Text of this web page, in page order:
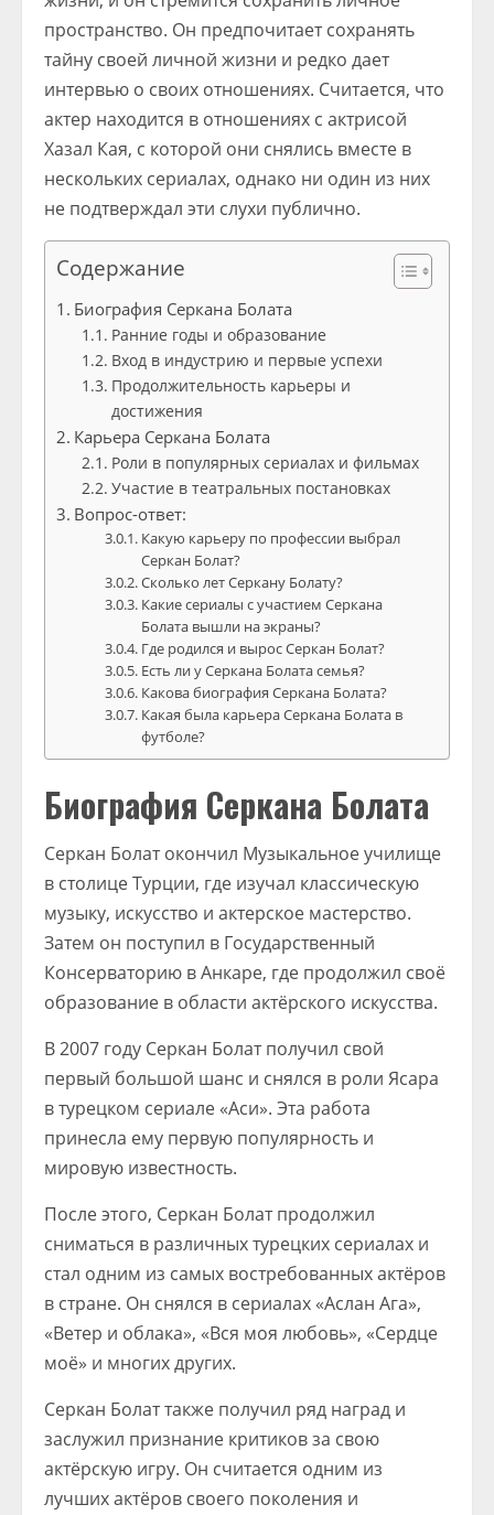
пространство. Он предпочитает сохранять
тайну своей личной жизни и редко дает
интервью о своих отношениях. Считается, что
актер находится в отношениях с актрисой
Хазал Кая, с которой они снялись вместе в
нескольких сериалах, однако ни один из них
не подтверждал эти слухи публично.
Содержание
Биография Серкана Болата
Ранние годы и образование
Вход в индустрию и первые успехи
Продолжительность карьеры и
достижения
Карьера Серкана Болата
Роли в популярных сериалах и фильмах
Участие в театральных постановках
Вопрос-ответ:
Какую карьеру по профессии выбрал
Серкан Болат?
Сколько лет Серкану Болату?
Какие сериалы с участием Серкана
Болата вышли на экраны?
Где родился и вырос Серкан Болат?
Есть ли у Серкана Болата семья?
Какова биография Серкана Болата?
Какая была карьера Серкана Болата в
футболе?
Биография Серкана Болата
Серкан Болат окончил Музыкальное училище
в столице Турции, где изучал классическую
музыку, искусство и актерское мастерство.
Затем он поступил в Государственный
Консерваторию в Анкаре, где продолжил своё
образование в области актёрского искусства.
В 2007 году Серкан Болат получил свой
первый большой шанс и снялся в роли Ясара
в турецком сериале «Аси». Эта работа
принесла ему первую популярность и
мировую известность.
После этого, Серкан Болат продолжил
сниматься в различных турецких сериалах и
стал одним из самых востребованных актёров
в стране. Он снялся в сериалах «Аслан Ага»,
«Ветер и облака», «Вся моя любовь», «Сердце
моё» и многих других.
Серкан Болат также получил ряд наград и
заслужил признание критиков за свою
актёрскую игру. Он считается одним из
лучших актёров своего поколения и